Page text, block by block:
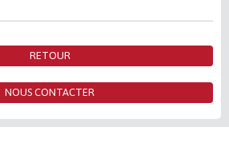
RETOUR
NOUS CONTACTER